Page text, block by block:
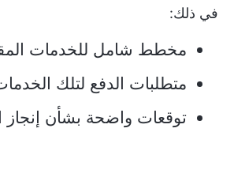
في ذلك:
مخطط شامل للخدمات
متطلبات الدفع لتلك
توقعات واضحة بشأن إنجاز